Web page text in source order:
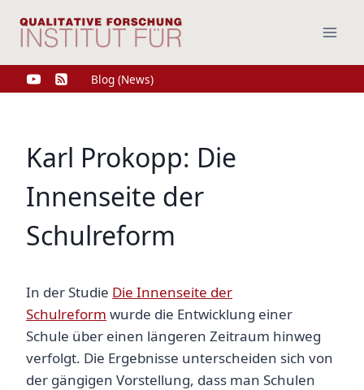
Inhalt
springen
Blog (News)
Karl Prokopp: Die
Innenseite der
Schulreform
In der Studie Die Innenseite der
Schulreform wurde die Entwicklung einer
Schule über einen längeren Zeitraum hinweg
verfolgt. Die Ergebnisse unterscheiden sich von
der gängigen Vorstellung, dass man Schulen